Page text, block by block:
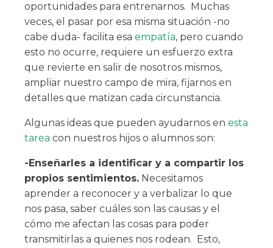
oportunidades para entrenarnos. Muchas
veces, el pasar por esa misma situación -no
cabe duda- facilita esa empatía, pero cuando
esto no ocurre, requiere un esfuerzo extra
que revierte en salir de nosotros mismos,
ampliar nuestro campo de mira, fijarnos en
detalles que matizan cada circunstancia.
Algunas ideas que pueden ayudarnos en esta
tarea con nuestros hijos o alumnos son:
-Enseñarles a identificar y a compartir los
propios sentimientos. Necesitamos
aprender a reconocer y a verbalizar lo que
nos pasa, saber cuáles son las causas y el
cómo me afectan las cosas para poder
transmitirlas a quienes nos rodean. Esto,